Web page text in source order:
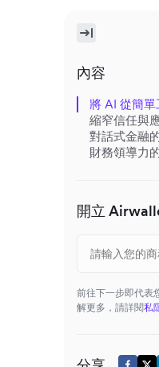
內容
將 AI 從簡
縮窄信任與
對話式金融
財務領導力
開立
前往下一步即代表
解更多，請詳閱私